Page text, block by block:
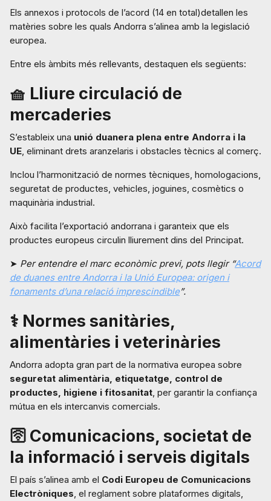
Els annexos i protocols de l’acord (14 en total)detallen les
matèries sobre les quals Andorra s’alinea amb la legislació
europea.
Entre els àmbits més rellevants, destaquen els següents:
🧺 Lliure circulació de
mercaderies
S’estableix una unió duanera plena entre Andorra i la
UE, eliminant drets aranzelaris i obstacles tècnics al comerç.
Inclou l’harmonització de normes tècniques, homologacions,
seguretat de productes, vehicles, joguines, cosmètics o
maquinària industrial.
Això facilita l’exportació andorrana i garanteix que els
productes europeus circulin lliurement dins del Principat.
➤ Per entendre el marc econòmic previ, pots llegir “Acord
de duanes entre Andorra i la Unió Europea: origen i
fonaments d’una relació imprescindible”.
⚕️ Normes sanitàries,
alimentàries i veterinàries
Andorra adopta gran part de la normativa europea sobre
seguretat alimentària, etiquetatge, control de
productes, higiene i fitosanitat, per garantir la confiança
mútua en els intercanvis comercials.
🛜 Comunicacions, societat de
la informació i serveis digitals
El país s’alinea amb el Codi Europeu de Comunicacions
Electròniques, el reglament sobre plataformes digitals,